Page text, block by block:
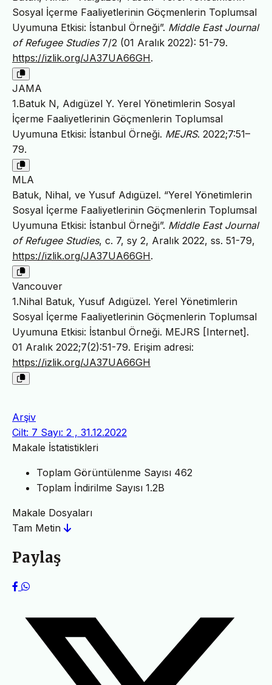
Sosyal İçerme Faaliyetlerinin Göçmenlerin Toplumsal
Uyumuna Etkisi: İstanbul Örneği”. Middle East Journal
of Refugee Studies7/2 (01 Aralık 2022): 51-79.
https://izlik.org/JA37UA66GH.
JAMA
1.Batuk N, Adıgüzel Y. Yerel Yönetimlerin Sosyal
İçerme Faaliyetlerinin Göçmenlerin Toplumsal
Uyumuna Etkisi: İstanbul Örneği. MEJRS. 2022;7:51–
79.
MLA
Batuk, Nihal, ve Yusuf Adıgüzel. “Yerel Yönetimlerin
Sosyal İçerme Faaliyetlerinin Göçmenlerin Toplumsal
Uyumuna Etkisi: İstanbul Örneği”. Middle East Journal
of Refugee Studies, c. 7, sy 2, Aralık 2022, ss. 51-79,
https://izlik.org/JA37UA66GH.
Vancouver
1.Nihal Batuk, Yusuf Adıgüzel. Yerel Yönetimlerin
Sosyal İçerme Faaliyetlerinin Göçmenlerin Toplumsal
Uyumuna Etkisi: İstanbul Örneği. MEJRS [Internet].
01 Aralık 2022;7(2):51-79. Erişim adresi:
https://izlik.org/JA37UA66GH
Arşiv
Cilt: 7 Sayı: 2 , 31.12.2022
Makale İstatistikleri
Toplam Görüntülenme Sayısı 462
Toplam İndirilme Sayısı 1.2B
Makale Dosyaları
Tam Metin
Paylaş